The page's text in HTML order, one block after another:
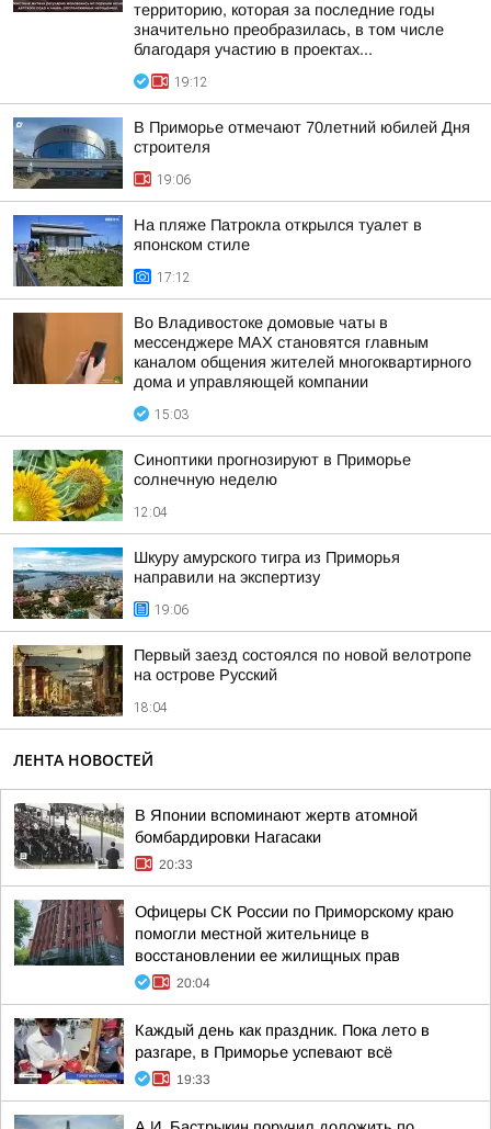
территорию, которая за последние годы
значительно преобразилась, в том числе
благодаря участию в проектах...
19:12
В Приморье отмечают 70летний юбилей Дня
строителя
19:06
На пляже Патрокла открылся туалет в
японском стиле
17:12
Во Владивостоке домовые чаты в
мессенджере МАХ становятся главным
каналом общения жителей многоквартирного
дома и управляющей компании
15:03
Синоптики прогнозируют в Приморье
солнечную неделю
12:04
Шкуру амурского тигра из Приморья
направили на экспертизу
19:06
Первый заезд состоялся по новой велотропе
на острове Русский
18:04
ЛЕНТА НОВОСТЕЙ
В Японии вспоминают жертв атомной
бомбардировки Нагасаки
20:33
Офицеры СК России по Приморскому краю
помогли местной жительнице в
восстановлении ее жилищных прав
20:04
Каждый день как праздник. Пока лето в
разгаре, в Приморье успевают всё
19:33